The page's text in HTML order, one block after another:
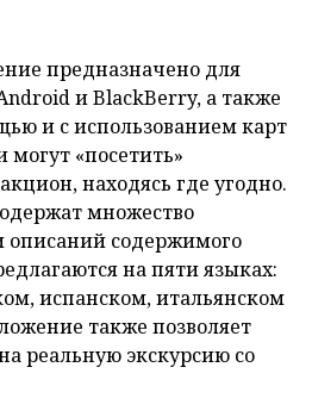
предназначено для
и BlackBerry, а также
и с использованием карт
могут «посетить»
находясь где угодно.
множество
описаний содержимого
на пяти языках:
испанском, итальянском
также позволяет
реальную экскурсию со